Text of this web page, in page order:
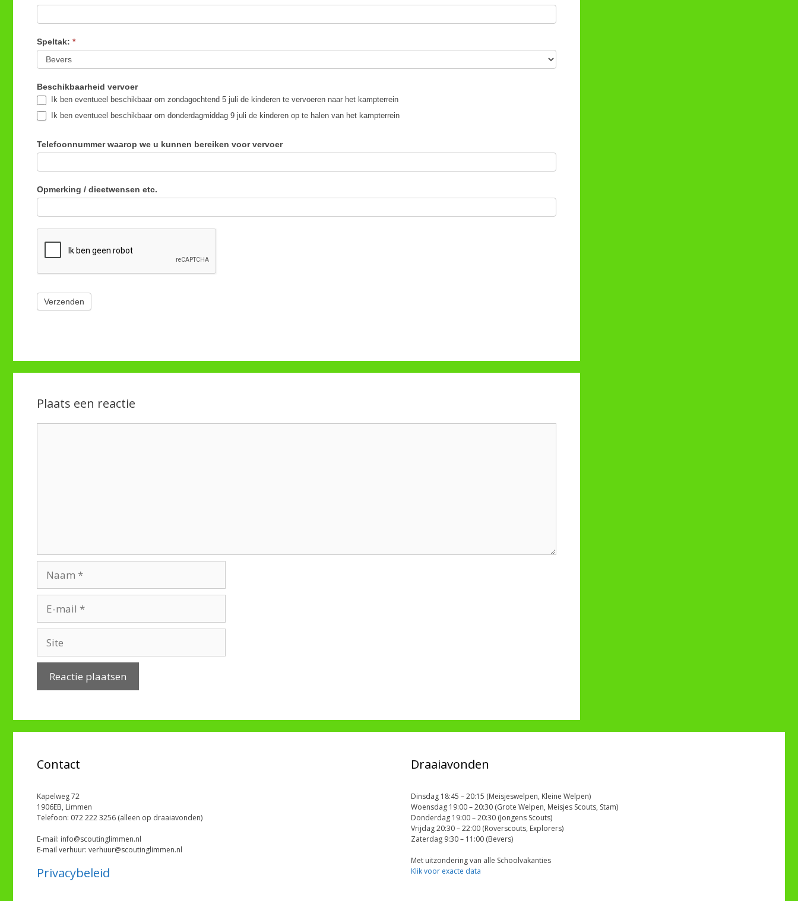
Speltak: *
Beschikbaarheid vervoer
Ik ben eventueel beschikbaar om zondagochtend 5 juli de kinderen te vervoeren naar het kampterrein
Ik ben eventueel beschikbaar om donderdagmiddag 9 juli de kinderen op te halen van het kampterrein
Telefoonnummer waarop we u kunnen bereiken voor vervoer
Opmerking / dieetwensen etc.
Verzenden
Plaats een reactie
mail
Contact
Kapelweg 72
1906EB, Limmen
Telefoon: 072 222 3256 (alleen op draaiavonden)
E-mail: info@scoutinglimmen.nl
E-mail verhuur: verhuur@scoutinglimmen.nl
Privacybeleid
Draaiavonden
Dinsdag 18:45 – 20:15 (Meisjeswelpen, Kleine Welpen)
Woensdag 19:00 – 20:30 (Grote Welpen, Meisjes Scouts, Stam)
Donderdag 19:00 – 20:30 (Jongens Scouts)
Vrijdag 20:30 – 22:00 (Roverscouts, Explorers)
Zaterdag 9:30 – 11:00 (Bevers)
Met uitzondering van alle Schoolvakanties
Klik voor exacte data